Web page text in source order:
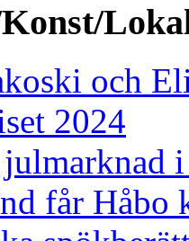
och
2024
får Håbo